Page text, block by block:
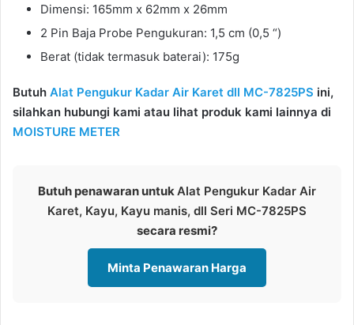
Dimensi: 165mm x 62mm x 26mm
2 Pin Baja Probe Pengukuran: 1,5 cm (0,5 “)
Berat (tidak termasuk baterai): 175g
Butuh Alat Pengukur Kadar Air Karet dll MC-7825PS ini,
silahkan hubungi kami atau lihat produk kami lainnya di
MOISTURE METER
Butuh penawaran untuk Alat Pengukur Kadar Air
Karet, Kayu, Kayu manis, dll Seri MC-7825PS
secara resmi?
Minta Penawaran Harga